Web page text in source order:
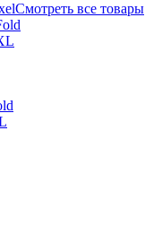
Смотреть все товары